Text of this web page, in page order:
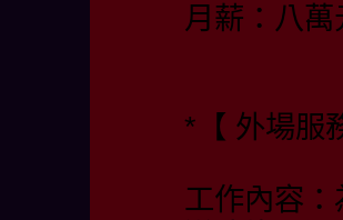
月薪：八萬
*【 外場服
工作內容